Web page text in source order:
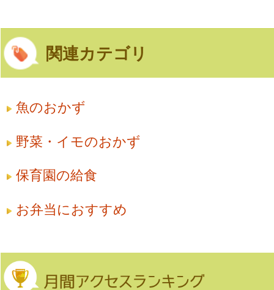
関連カテゴリ
魚のおかず
野菜・イモのおかず
保育園の給食
お弁当におすすめ